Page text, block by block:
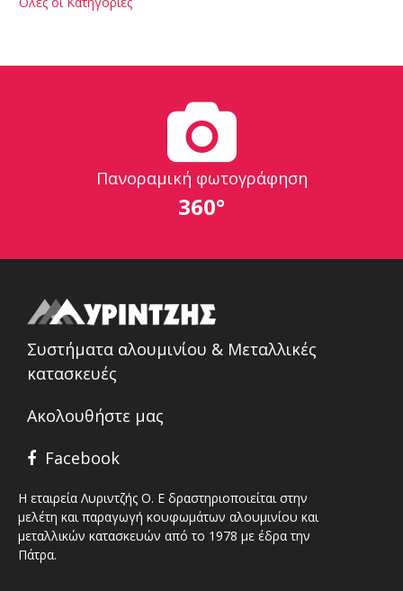
Πανοραμική φωτογράφηση
360°
Συστήματα αλουμινίου & Μεταλλικές
κατασκευές
Ακολουθήστε μας
Facebook
Η εταιρεία Λυριντζής Ο. Ε δραστηριοποιείται στην
μελέτη και παραγωγή κουφωμάτων αλουμινίου και
μεταλλικών κατασκευών από το 1978 με έδρα την
Πάτρα.